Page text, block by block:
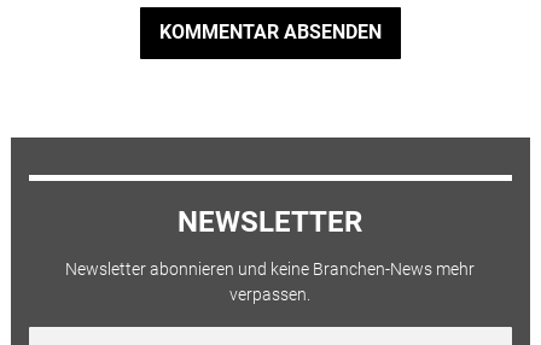
KOMMENTAR ABSENDEN
NEWSLETTER
Newsletter abonnieren und keine Branchen-News mehr
verpassen.